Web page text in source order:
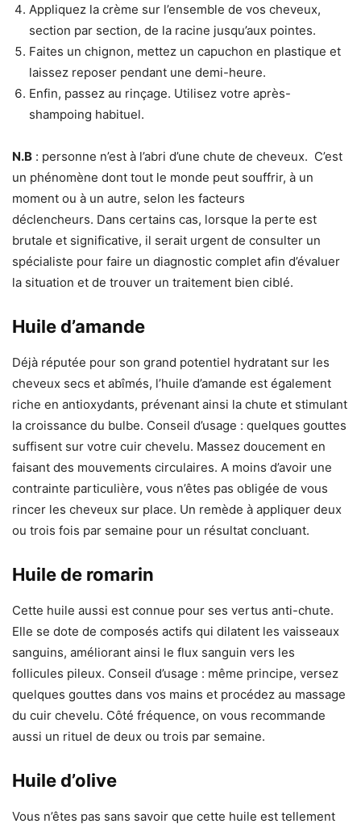
Appliquez la crème sur l’ensemble de vos cheveux,
section par section, de la racine jusqu’aux pointes.
Faites un chignon, mettez un capuchon en plastique et
laissez reposer pendant une demi-heure.
Enfin, passez au rinçage. Utilisez votre après-
shampoing habituel.
N.B : personne n’est à l’abri d’une chute de cheveux. C’est
un phénomène dont tout le monde peut souffrir, à un
moment ou à un autre, selon les facteurs
déclencheurs. Dans certains cas, lorsque la perte est
brutale et significative, il serait urgent de consulter un
spécialiste pour faire un diagnostic complet afin d’évaluer
la situation et de trouver un traitement bien ciblé.
Huile d’amande
Déjà réputée pour son grand potentiel hydratant sur les
cheveux secs et abîmés, l’huile d’amande est également
riche en antioxydants, prévenant ainsi la chute et stimulant
la croissance du bulbe. Conseil d’usage : quelques gouttes
suffisent sur votre cuir chevelu. Massez doucement en
faisant des mouvements circulaires. A moins d’avoir une
contrainte particulière, vous n’êtes pas obligée de vous
rincer les cheveux sur place. Un remède à appliquer deux
ou trois fois par semaine pour un résultat concluant.
Huile de romarin
Cette huile aussi est connue pour ses vertus anti-chute.
Elle se dote de composés actifs qui dilatent les vaisseaux
sanguins, améliorant ainsi le flux sanguin vers les
follicules pileux. Conseil d’usage : même principe, versez
quelques gouttes dans vos mains et procédez au massage
du cuir chevelu. Côté fréquence, on vous recommande
aussi un rituel de deux ou trois par semaine.
Huile d’olive
Vous n’êtes pas sans savoir que cette huile est tellement